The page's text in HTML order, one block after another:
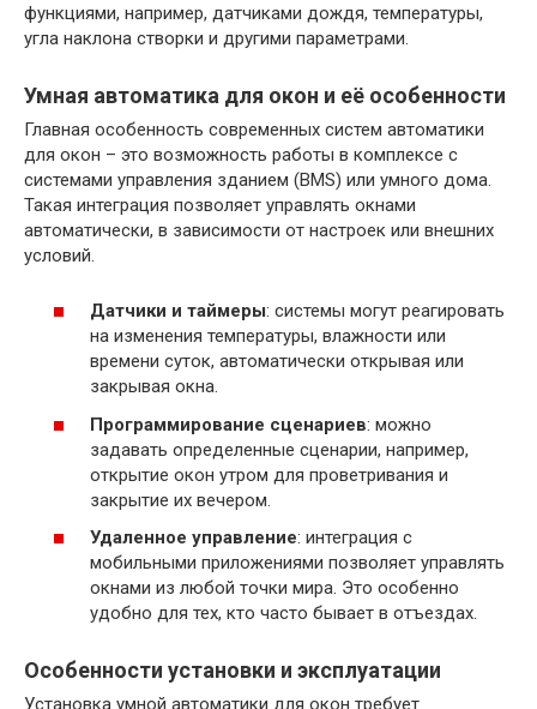
функциями, например, датчиками дождя, температуры,
угла наклона створки и другими параметрами.
Умная автоматика для окон и её особенности
Главная особенность современных систем автоматики
для окон – это возможность работы в комплексе с
системами управления зданием (BMS) или умного дома.
Такая интеграция позволяет управлять окнами
автоматически, в зависимости от настроек или внешних
условий.
Датчики и таймеры: системы могут реагировать
на изменения температуры, влажности или
времени суток, автоматически открывая или
закрывая окна.
Программирование сценариев: можно
задавать определенные сценарии, например,
открытие окон утром для проветривания и
закрытие их вечером.
Удаленное управление: интеграция с
мобильными приложениями позволяет управлять
окнами из любой точки мира. Это особенно
удобно для тех, кто часто бывает в отъездах.
Особенности установки и эксплуатации
Установка умной автоматики для окон требует